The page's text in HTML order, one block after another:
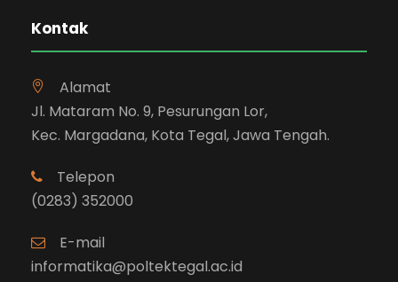
Kontak
Alamat
Jl. Mataram No. 9, Pesurungan Lor,
Kec. Margadana, Kota Tegal, Jawa Tengah.
Telepon
(0283) 352000
E-mail
informatika@poltektegal.ac.id